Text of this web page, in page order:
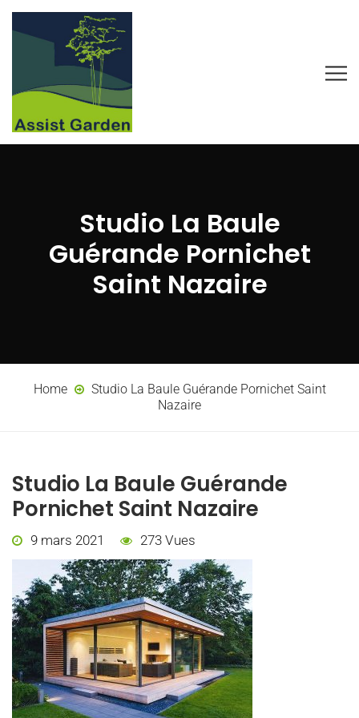
Studio La Baule
Guérande Pornichet
Saint Nazaire
Home
Studio La Baule Guérande Pornichet Saint
Nazaire
Studio La Baule Guérande
Pornichet Saint Nazaire
9 mars 2021 273 Vues